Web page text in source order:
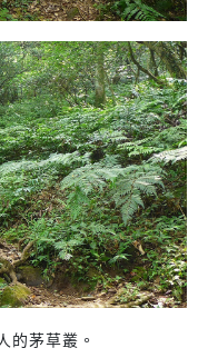
的茅草叢。